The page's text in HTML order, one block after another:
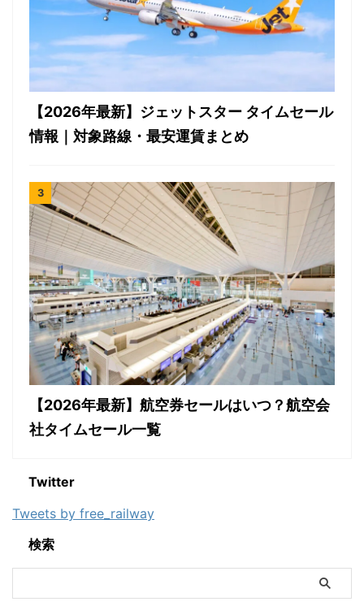
【2026年最新】ジェットスター タイムセール
情報｜対象路線・最安運賃まとめ
【2026年最新】航空券セールはいつ？航空会
社タイムセール一覧
Twitter
Tweets by free_railway
検索